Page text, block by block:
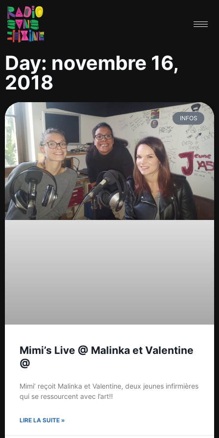
Day: novembre 16,
2018
INFOS
Mimi’s Live @ Malinka et Valentine
@
Mimi’ reçoit Malinka et Valentine, deux jeunes infirmières
qui se ressourcent avec l’art!!
LIRE LA SUITE »